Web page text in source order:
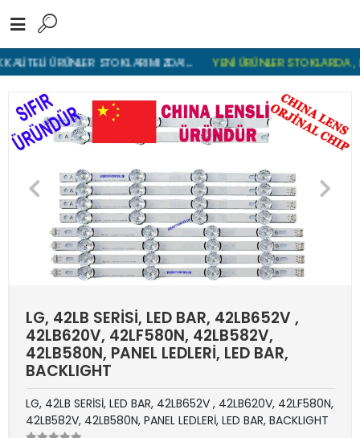
ÜRÜNLER STOKLARIMIZDA!... YENİ ÜRÜNLER STOKLARDA , LGP
LG, 42LB SERİSİ, LED BAR, 42LB652V ,
42LB620V, 42LF580N, 42LB582V,
42LB580N, PANEL LEDLERİ, LED BAR,
BACKLIGHT
LG, 42LB SERİSİ, LED BAR, 42LB652V , 42LB620V, 42LF580N,
42LB582V, 42LB580N, PANEL LEDLERİ, LED BAR, BACKLIGHT